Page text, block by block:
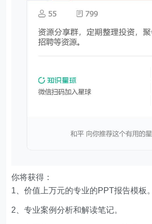
你将获得：
1、价值上万元的专业的PPT报告模板。
2、专业案例分析和解读笔记。